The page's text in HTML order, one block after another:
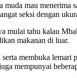
mau menerima
seksi dengan
mulai tahu kalau
makanan di luar.
serta membuka
mempunyai